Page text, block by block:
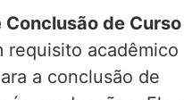
Conclusão de Curso
requisito acadêmico
a conclusão de